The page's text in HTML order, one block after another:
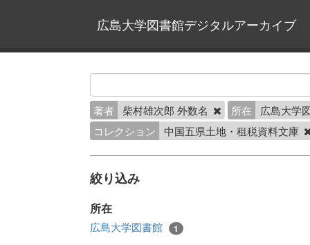
広島大学図書館デジタルアーカイブ
著者 柴村雄次郎 外数名 所在
広島大学
コレクション
中国五県土地・租税資料文庫
絞り込み
所在
広島大学図書館 1